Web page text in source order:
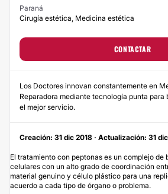
Paraná
Cirugía estética, Medicina estética
CONTACTAR
Los Doctores innovan constantemente en
Reparadora mediante tecnología punta para
el mejor servicio.
Creación: 31 dic 2018 · Actualización: 31
El tratamiento con peptonas es un complejo de
celulares con un alto grado de coordinación
material genuino y célulo plástico para una
acuerdo a cada tipo de órgano o problema.